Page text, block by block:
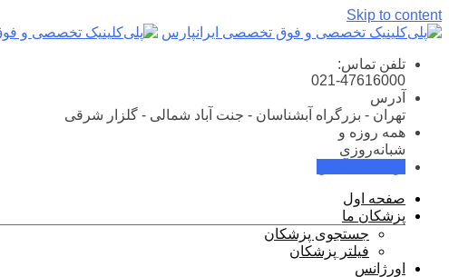
Skip to content
تلفن تماس:
021-47616000
آدرس
تهران - بزرگراه آبشناسان - جنت آباد شمالی - گلزار شرقی
همه روزه و
شبانه‌روزی
صفحه اول
پزشکان ما
جستجوی پزشکان
فیلتر پزشکان
اورژانس